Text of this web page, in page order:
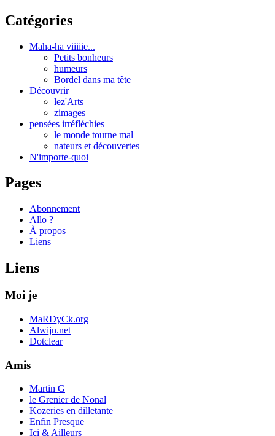
Catégories
Maha-ha viiiiie...
Petits bonheurs
humeurs
Bordel dans ma tête
Découvrir
lez'Arts
zimages
pensées irréfléchies
le monde tourne mal
nateurs et découvertes
N'importe-quoi
Pages
Abonnement
Allo ?
À propos
Liens
Liens
Moi je
MaRDyCk.org
Alwijn.net
Dotclear
Amis
Martin G
le Grenier de Nonal
Kozeries en dilletante
Enfin Presque
Ici & Ailleurs